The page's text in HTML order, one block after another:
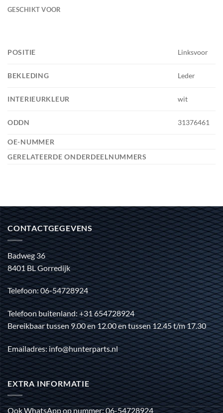
GESCHIKT VOOR
POSITIE Linksvoor
BEKLEDING Leder
INTERIEURKLEUR wit
ODDN 31376461
OE-NUMMER
GERELATEERDE ONDERDEELNUMMERS
CONTACTGEGEVENS
Badweg 36
8401 BL Gorredijk
Telefoon: 06-54728924
Telefoon buitenland: +31 654728924
Bereikbaar tussen 9.00 en 12.00 en tussen 12.45 t/m 17.30
Emailadres: info@hunterparts.nl
EXTRA INFORMATIE
Ook WhatsApp op nummer: 06-54728924